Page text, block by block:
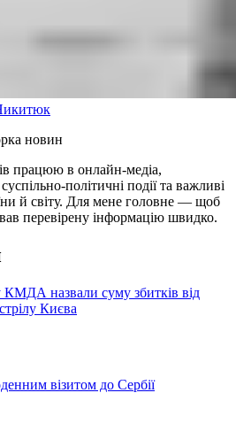
новин
працюю в онлайн-медіа,
політичні події та важливі
й світу. Для мене головне — щоб
перевірену інформацію швидко.
назвали суму збитків від
Києва
візитом до Сербії